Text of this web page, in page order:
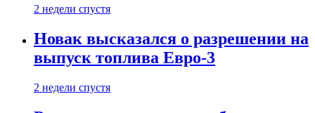
2 недели спустя
Новак высказался о разрешении на
выпуск топлива Евро-3
2 недели спустя